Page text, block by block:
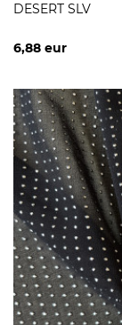
DESERT SLV
6,88 eur